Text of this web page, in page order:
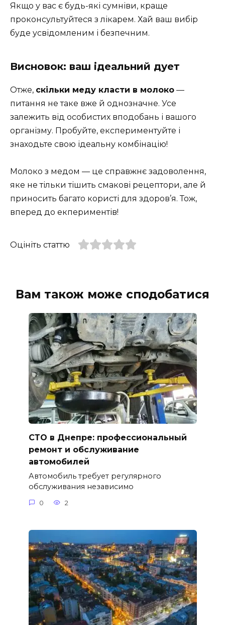
Якщо у вас є будь-які сумніви, краще
проконсультуйтеся з лікарем. Хай ваш вибір
буде усвідомленим і безпечним.
Висновок: ваш ідеальний дует
Отже, скільки меду класти в молоко —
питання не таке вже й однозначне. Усе
залежить від особистих вподобань і вашого
організму. Пробуйте, експериментуйте і
знаходьте свою ідеальну комбінацію!
Молоко з медом — це справжнє задоволення,
яке не тільки тішить смакові рецептори, але й
приносить багато користі для здоров’я. Тож,
вперед до екпериментів!
Оцініть статтю
Вам також може сподобатися
СТО в Днепре: профессиональный
ремонт и обслуживание
автомобилей
Автомобиль требует регулярного
обслуживания независимо
0 2